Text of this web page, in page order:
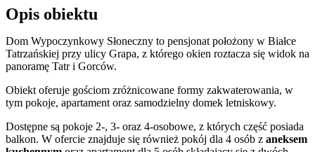
Opis obiektu
Dom Wypoczynkowy Słoneczny to pensjonat położony w Białce
Tatrzańskiej przy ulicy Grapa, z którego okien roztacza się widok na
panoramę Tatr i Gorców.
Obiekt oferuje gościom zróżnicowane formy zakwaterowania, w
tym pokoje, apartament oraz samodzielny domek letniskowy.
Dostępne są pokoje 2-, 3- oraz 4-osobowe, z których część posiada
balkon. W ofercie znajduje się również pokój dla 4 osób z aneksem